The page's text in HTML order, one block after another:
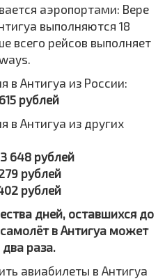
аэропортами: Вере
выполняются 18
всего рейсов выполняет
в Антигуа из России:
рублей
в Антигуа из других
648 рублей
рублей
рублей
дней, оставшихся до
в Антигуа может
раза.
авиабилеты в Антигуа